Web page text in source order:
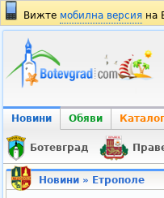
Вижте мобилна версия на
Новини Обяви Каталог
Ботевград
Новини» Етрополе